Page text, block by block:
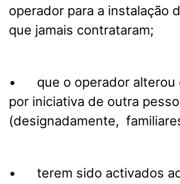
operador para a instalação
que jamais contrataram;
• que o operador alterou
por iniciativa de outra
(designadamente,
• terem sido activados